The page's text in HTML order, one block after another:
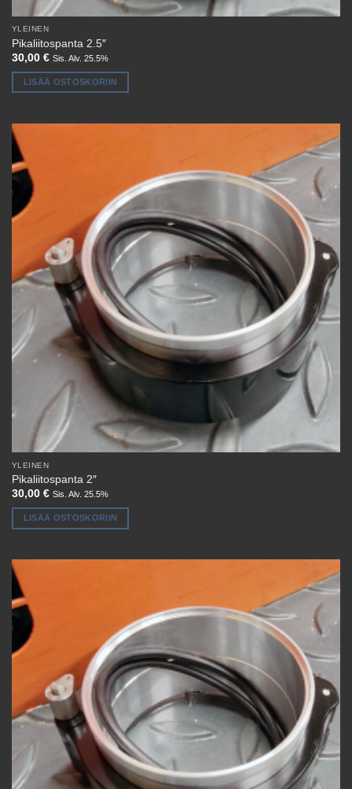
YLEINEN
Pikaliitospanta 2.5″
30,00 € Sis. Alv. 25.5%
LISÄÄ OSTOSKORIIN
YLEINEN
Pikaliitospanta 2″
30,00 € Sis. Alv. 25.5%
LISÄÄ OSTOSKORIIN